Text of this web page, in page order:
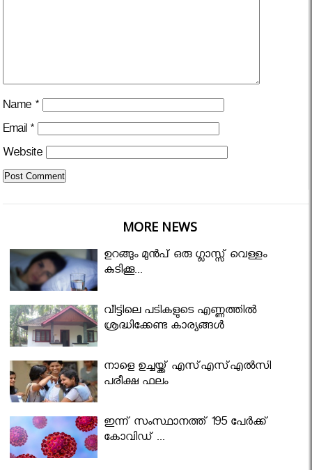
Name *
Email *
Website
MORE NEWS
ഉറങ്ങും മുന്‍പ് ഒരു ഗ്ലാസ്സ് വെള്ളം
കുടിക്കൂ...
വീട്ടിലെ പടികളുടെ എണ്ണത്തിൽ
ശ്രദ്ധിക്കേണ്ട കാര്യങ്ങൾ
നാളെ ഉച്ചയ്ക്ക് എസ്എസ്എല്‍സി
പരീക്ഷ ഫലം
ഇന്ന് സംസ്ഥാനത്ത് 195 പേര്‍ക്ക്
കോവിഡ് ...